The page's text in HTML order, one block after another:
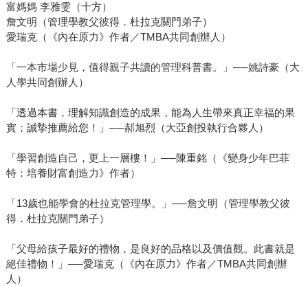
富媽媽 李雅雯（十方）
詹文明（管理學教父彼得．杜拉克關門弟子）
愛瑞克（《內在原力》作者／TMBA共同創辦人）
「一本市場少見，值得親子共讀的管理科普書。」──姚詩豪（大
人學共同創辦人）
「透過本書，理解知識創造的成果，能為人生帶來真正幸福的果
實；誠摯推薦給您！」──郝旭烈（大亞創投執行合夥人）
「學習創造自己，更上一層樓！」──陳重銘（《變身少年巴菲
特：培養財富創造力》作者）
「13歲也能學會的杜拉克管理學。」──詹文明（管理學教父彼
得．杜拉克關門弟子）
「父母給孩子最好的禮物，是良好的品格以及價值觀。此書就是
絕佳禮物！」──愛瑞克（《內在原力》作者／TMBA共同創辦
人）